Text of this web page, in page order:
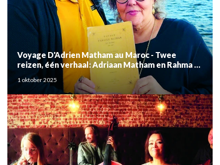
Voyage D'Adrien Matham au Maroc - Twee
reizen, één verhaal: Adriaan Matham en Rahma el
Mouden
1 oktober 2025